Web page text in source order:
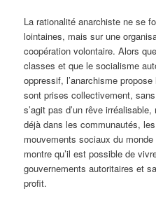
La rationalité anarchiste ne se
lointaines, mais sur une
coopération volontaire. Alors
classes et que le socialisme
oppressif, l’anarchisme
sont prises collectivement,
s’agit pas d’un rêve
déjà dans les communautés,
mouvements sociaux du
montre qu’il est possible de
gouvernements autoritaires et
profit.